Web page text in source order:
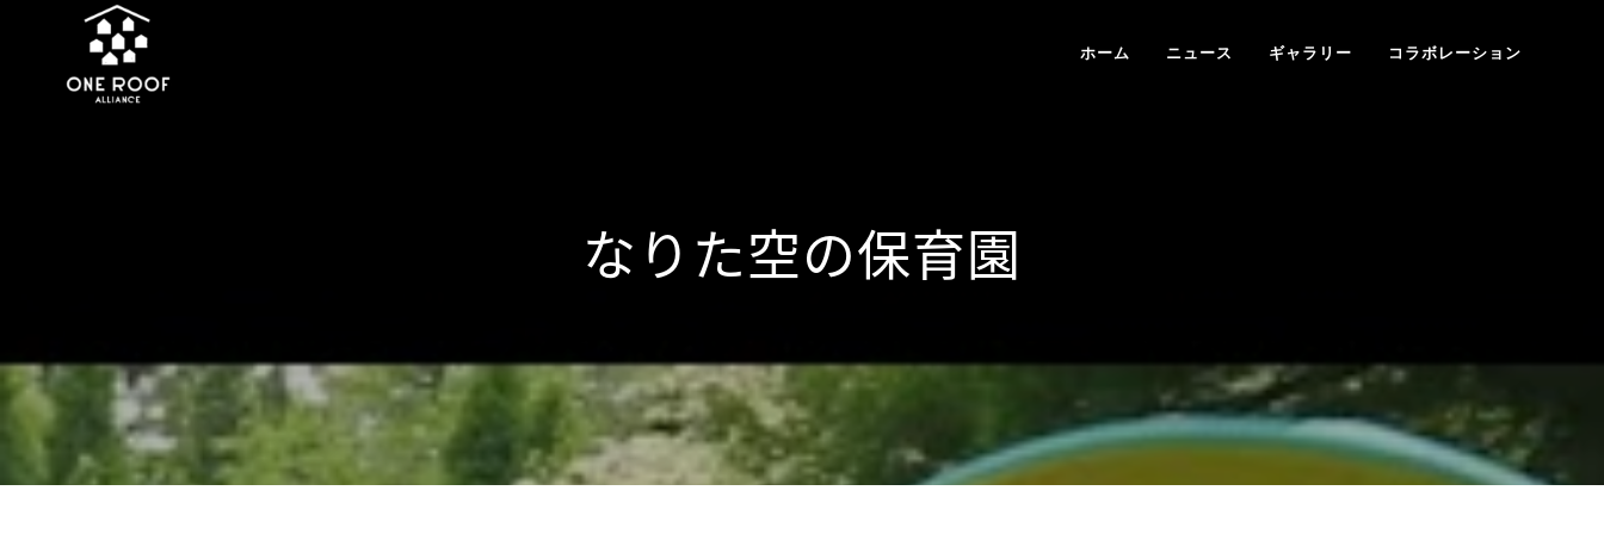
ホーム ニュース ギャラリー コラボレーション
なりた空の保育園